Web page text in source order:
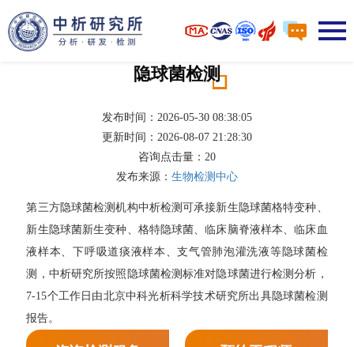
隐球菌检测
发布时间：2026-05-30 08:38:05
更新时间：2026-08-07 21:28:30
咨询点击量： 20
发布来源： 生物检测中心
第三方隐球菌检测机构中析检测可承接新生隐球菌格特变种、
新生隐球菌新生变种、格特隐球菌、临床脑脊液样本、临床血
液样本、下呼吸道痰液样本、支气管肺泡灌洗液等隐球菌检
测，中析研究所按照隐球菌检测标准对隐球菌进行检测分析，
7-15个工作日由北京中科光析科学技术研究所出具隐球菌检测
报告。